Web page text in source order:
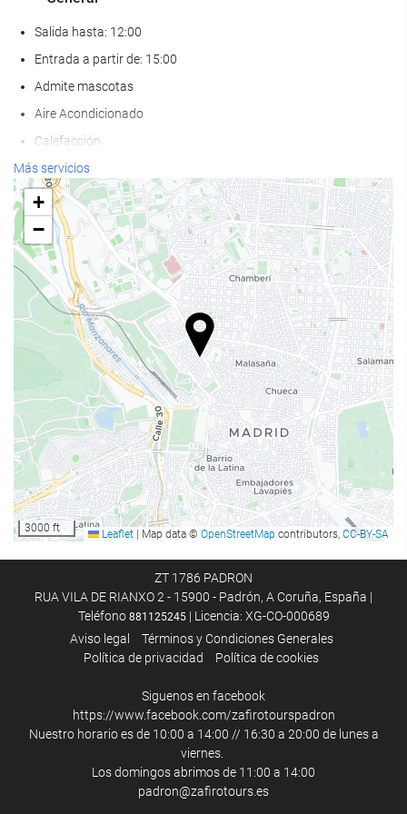
Salida hasta: 12:00
Entrada a partir de: 15:00
Admite mascotas
Aire Acondicionado
Calefacción
Ascensor
Adaptado para personas con movilidad reducida
Habitaciones No fumadores
Hotel no fumadores
Habitaciones insonorizadas
Comida y bebida
Restaurante
Restaurante a la carta
Cafetera en zonas comunes
Menú infantil
Menú dietético bajo petición
Servicio de picnic
Opción de desayuno en la habitación
Fruta
Servicios de recepción
Guardaequipaje
Caja fuerte
Información turística
Más servicios
+
−
3000 ft Leaflet Map data © OpenStreetMap contributors, CC-BY-SA
ZT 1786 PADRON
RUA VILA DE RIANXO 2 - 15900 - Padrón, A Coruña, España |
Teléfono 881125245| Licencia: XG-CO-000689
Aviso legal
Términos y Condiciones Generales
Política de privacidad
Política de cookies
Siguenos en facebook
https://www.facebook.com/zafirotourspadron
Nuestro horario es de 10:00 a 14:00 // 16:30 a 20:00 de lunes a
viernes.
Los domingos abrimos de 11:00 a 14:00
padron@zafirotours.es